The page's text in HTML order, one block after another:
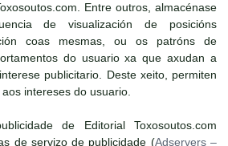
Entre outros, almacénase
de visualización de posicións
coas mesmas, ou os patróns de
do usuario xa que axudan a
publicitario. Deste xeito, permiten
intereses do usuario.
de Editorial Toxosoutos.com
de servizo de publicidade (Adservers –